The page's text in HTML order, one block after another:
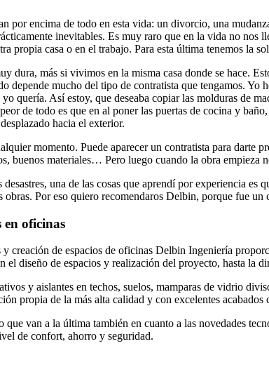
por encima de todo en esta vida: un divorcio, una
inevitables. Es muy raro que en la vida no nos
propia casa o en el trabajo. Para esta última tenemos la
dura, más si vivimos en la misma casa donde se hace.
depende mucho del tipo de contratista que tengamos. Yo
quería. Así estoy, que deseaba copiar las molduras de
de todo es que en al poner las puertas de cocina y
hacia el exterior.
momento. Puede aparecer un contratista para darte
buenos materiales… Pero luego cuando la obra empieza
desastres, una de las cosas que aprendí por experiencia
obras. Por eso quiero recomendaros Delbin, porque fue
en oficinas
creación de espacios de oficinas Delbin Ingeniería
el diseño de espacios y realización del proyecto, hasta la
y aislantes en techos, suelos, mamparas de vidrio
propia de la más alta calidad y con excelentes
que van a la última también en cuanto a las novedades
de confort, ahorro y seguridad.